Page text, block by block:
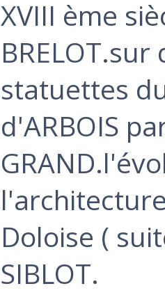
XVIII ème
BRELOT.sur
statuettes
d'ARBOIS
Doloise (
SIBLOT. ‎